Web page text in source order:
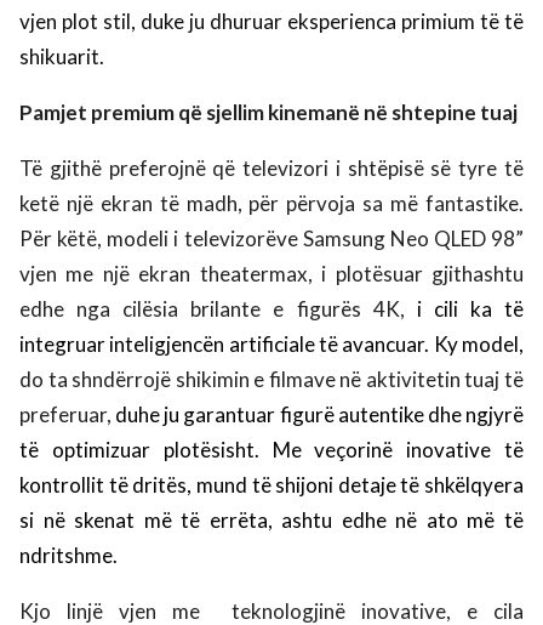
vjen plot stil, duke ju dhuruar eksperienca primium të të
shikuarit.
Pamjet premium që sjellim kinemanë në shtepine tuaj
Të gjithë preferojnë që televizori i shtëpisë së tyre të
ketë një ekran të madh, për përvoja sa më fantastike.
Për këtë, modeli i televizorëve Samsung Neo QLED 98”
vjen me një ekran theatermax, i plotësuar gjithashtu
edhe nga cilësia brilante e figurës 4K, i cili ka të
integruar inteligjencën artificiale të avancuar. Ky model,
do ta shndërrojë shikimin e filmave në aktivitetin tuaj të
preferuar, duhe ju garantuar figurë autentike dhe ngjyrë
të optimizuar plotësisht. Me veçorinë inovative të
kontrollit të dritës, mund të shijoni detaje të shkëlqyera
si në skenat më të errëta, ashtu edhe në ato më të
ndritshme.
Kjo linjë vjen me
teknologjinë inovative, e cila